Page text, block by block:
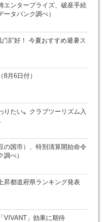
エンタープライズ、破産手続
タバンク調べ）
“涼”好！ 今夏おすすめ避暑ス
8月6日付）
りたい〟クラブツーリズム入
の国市）、特別清算開始命令
べ）
昇都道府県ランキング発表
VIVANT」効果に期待